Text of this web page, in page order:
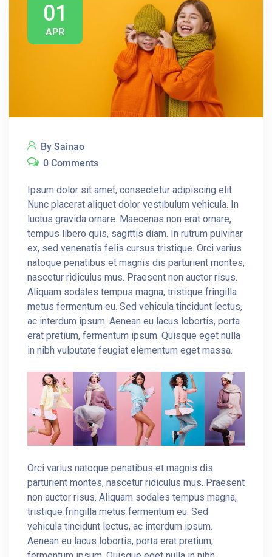
01
APR
By Sainao
0 Comments
Ipsum dolor sit amet, consectetur adipiscing elit.
Nunc placerat aliquet dolor vestibulum vehicula. In
luctus gravida ornare. Maecenas non erat ornare,
tempus libero quis, sagittis diam. In rutrum pulvinar
ex, sed venenatis felis cursus tristique. Orci varius
natoque penatibus et magnis dis parturient montes,
nascetur ridiculus mus. Praesent non auctor risus.
Aliquam sodales tempus magna, tristique fringilla
metus fermentum eu. Sed vehicula tincidunt lectus,
ac interdum ipsum. Aenean eu lacus lobortis, porta
erat pretium, fermentum ipsum. Quisque eget nulla
in nibh vulputate feugiat elementum eget massa.
Orci varius natoque penatibus et magnis dis
parturient montes, nascetur ridiculus mus. Praesent
non auctor risus. Aliquam sodales tempus magna,
tristique fringilla metus fermentum eu. Sed
vehicula tincidunt lectus, ac interdum ipsum.
Aenean eu lacus lobortis, porta erat pretium,